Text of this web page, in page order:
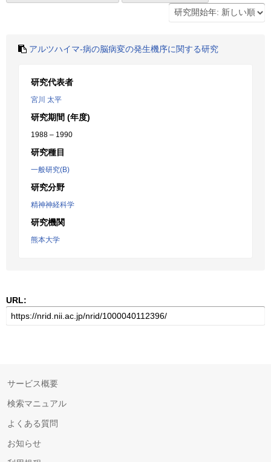
アルツハイマ-病の脳病変の発生機序に関する研究
研究代表者
宮川 太平
研究期間 (年度)
1988 – 1990
研究種目
一般研究(B)
研究分野
精神神経科学
研究機関
熊本大学
URL:
サービス概要
検索マニュアル
よくある質問
お知らせ